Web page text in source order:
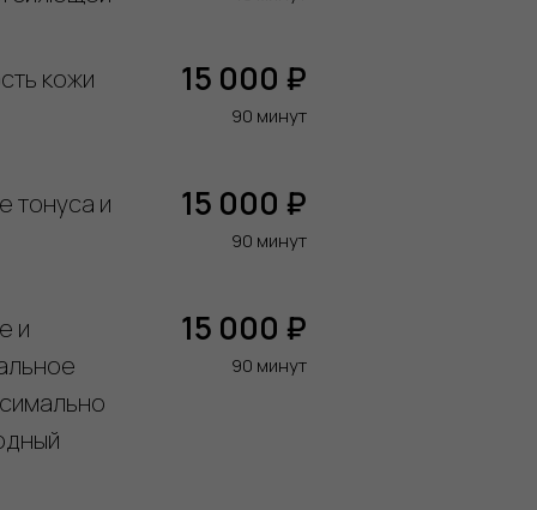
кожи 15 000 ₽
90 минут
тонуса и
15 000 ₽
90 минут
и
15 000 ₽
90 минут